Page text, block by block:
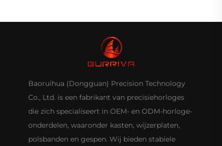
Baoruihua (Dongguan) Precision Technology
Co., Ltd. is een fabrikant van precisiehorloges
die zich specialiseert in OEM- en ODM-horloge-
onderdelen, waaronder kasten, wijzerplaten,
polsbanden en gespen. Wij bieden stabiele